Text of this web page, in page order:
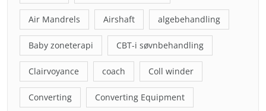
Air Mandrels Airshaft algebehandling
Baby zoneterapi CBT-i søvnbehandling
Clairvoyance coach Coll winder
Converting Converting Equipment